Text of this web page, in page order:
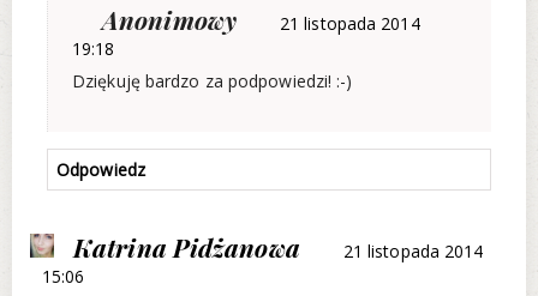
Anonimowy
21 listopada 2014
19:18
Dziękuję bardzo za podpowiedzi! :-)
Odpowiedz
Katrina Pidżanowa
21 listopada 2014
15:06